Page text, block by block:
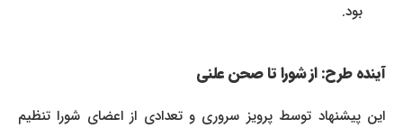
بود.
آینده طرح: از شورا تا صحن علنی
این پیشنهاد توسط پرویز سروری و تعدادی از اعضای شورا تنظیم